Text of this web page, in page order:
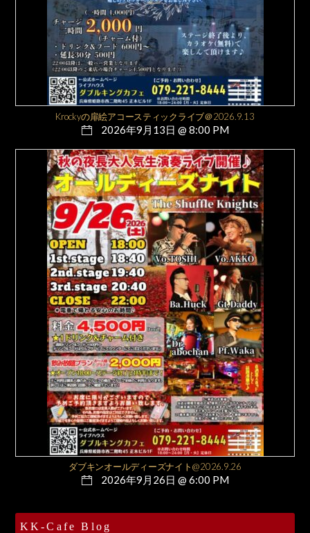
Krockyの扉絵アコースティックライブ＠2026.9.13
2026年9月13日 @ 8:00 PM
ダブキンオールディーズナイト@2026.9.26
2026年9月26日 @ 6:00 PM
KK-Cafe Blog